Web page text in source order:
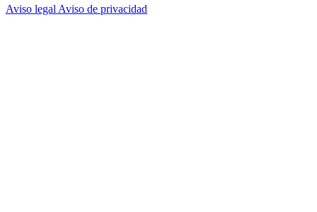
Aviso legal Aviso de privacidad